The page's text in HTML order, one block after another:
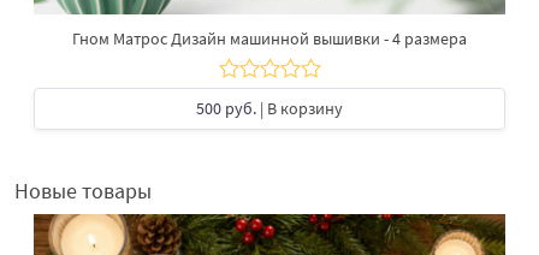
Гном Матрос Дизайн машинной вышивки - 4 размера
500 руб. | В корзину
Новые товары